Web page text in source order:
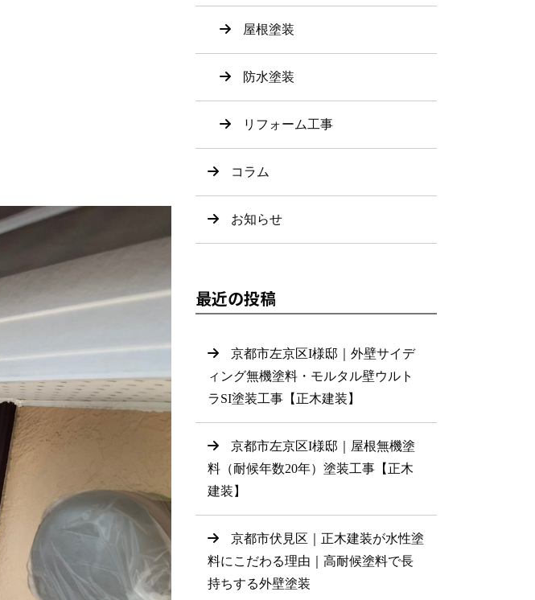
屋根塗装
防水塗装
リフォーム工事
コラム
お知らせ
最近の投稿
京都市左京区I様邸｜外壁サイデ
ィング無機塗料・モルタル壁ウルト
ラSI塗装工事【正木建装】
京都市左京区I様邸｜屋根無機塗
料（耐候年数20年）塗装工事【正木
建装】
京都市伏見区｜正木建装が水性塗
料にこだわる理由｜高耐候塗料で長
持ちする外壁塗装